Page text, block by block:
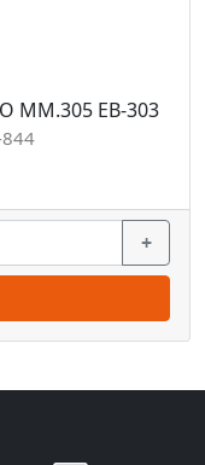
MM.305 EB-303
+